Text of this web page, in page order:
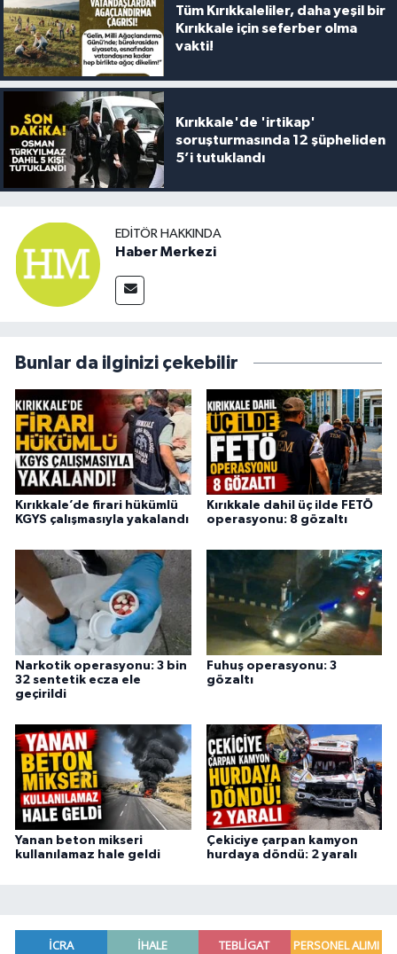
Tüm Kırıkkaleliler, daha yeşil bir
Kırıkkale için seferber olma
vakti!
Kırıkkale'de 'irtikap'
soruşturmasında 12 şüpheliden
5’i tutuklandı
EDITÖR HAKKINDA
Haber Merkezi
Bunlar da ilginizi çekebilir
Kırıkkale’de firari hükümlü
KGYS çalışmasıyla yakalandı
Kırıkkale dahil üç ilde FETÖ
operasyonu: 8 gözaltı
Narkotik operasyonu: 3 bin
32 sentetik ecza ele
geçirildi
Fuhuş operasyonu: 3
gözaltı
Yanan beton mikseri
kullanılamaz hale geldi
Çekiciye çarpan kamyon
hurdaya döndü: 2 yaralı